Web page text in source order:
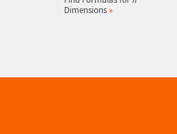
Dimensions »